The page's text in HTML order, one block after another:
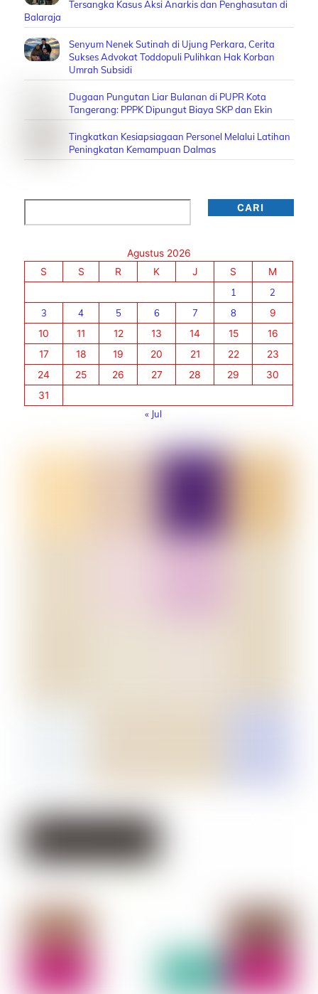
Tersangka Kasus Aksi Anarkis dan Penghasutan di
Balaraja
Senyum Nenek Sutinah di Ujung Perkara, Cerita
Sukses Advokat Toddopuli Pulihkan Hak Korban
Umrah Subsidi
Dugaan Pungutan Liar Bulanan di PUPR Kota
Tangerang: PPPK Dipungut Biaya SKP dan Ekin
Tingkatkan Kesiapsiagaan Personel Melalui Latihan
Peningkatan Kemampuan Dalmas
CARI
Agustus 2026
S
S R K J S
M
1
2
3
4 5 6 7 8
9
10
11 12 13 14 15
16
17
18 19 20 21 22
23
24
25 26 27 28 29
30
31
« Jul